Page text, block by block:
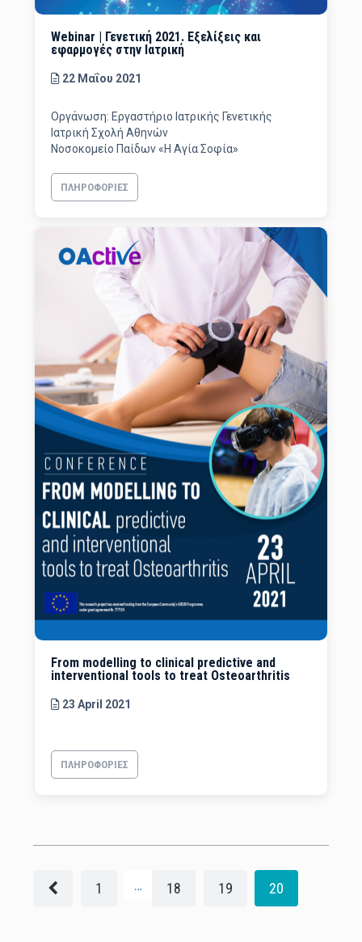
Webinar | Γενετική 2021. Εξελίξεις και
εφαρμογές στην Ιατρική
22 Μαΐου 2021
Οργάνωση: Εργαστήριο Ιατρικής Γενετικής
Ιατρική Σχολή Αθηνών
Νοσοκομείο Παίδων «Η Αγία Σοφία»
ΠΛΗΡΟΦΟΡΊΕΣ
From modelling to clinical predictive and
interventional tools to treat Osteoarthritis
23 April 2021
ΠΛΗΡΟΦΟΡΊΕΣ
1 … 18 19 20